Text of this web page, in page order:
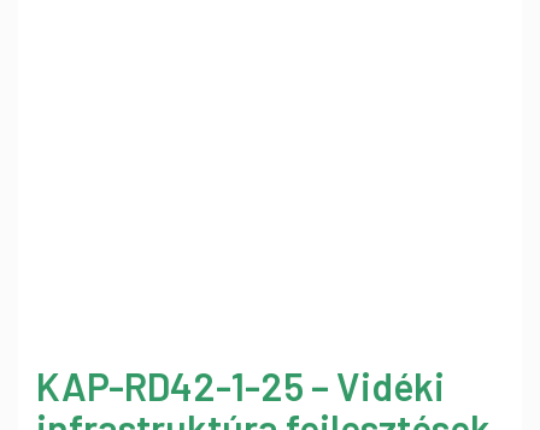
KAP-RD42-1-25 – Vidéki